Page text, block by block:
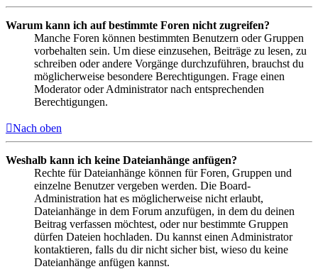
Warum kann ich auf bestimmte Foren nicht zugreifen?
Manche Foren können bestimmten Benutzern oder Gruppen
vorbehalten sein. Um diese einzusehen, Beiträge zu lesen, zu
schreiben oder andere Vorgänge durchzuführen, brauchst du
möglicherweise besondere Berechtigungen. Frage einen
Moderator oder Administrator nach entsprechenden
Berechtigungen.
Nach oben
Weshalb kann ich keine Dateianhänge anfügen?
Rechte für Dateianhänge können für Foren, Gruppen und
einzelne Benutzer vergeben werden. Die Board-
Administration hat es möglicherweise nicht erlaubt,
Dateianhänge in dem Forum anzufügen, in dem du deinen
Beitrag verfassen möchtest, oder nur bestimmte Gruppen
dürfen Dateien hochladen. Du kannst einen Administrator
kontaktieren, falls du dir nicht sicher bist, wieso du keine
Dateianhänge anfügen kannst.